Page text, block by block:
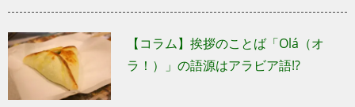
【コラム】挨拶のことば「Olá（オ
ラ！）」の語源はアラビア語!?